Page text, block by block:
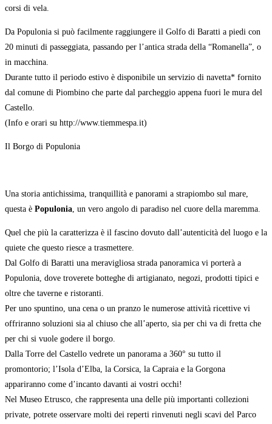
corsi di vela.
Da Populonia si può facilmente raggiungere il Golfo di Baratti a piedi con
20 minuti di passeggiata, passando per l’antica strada della “Romanella”, o
in macchina.
Durante tutto il periodo estivo è disponibile un servizio di navetta* fornito
dal comune di Piombino che parte dal parcheggio appena fuori le mura del
Castello.
(Info e orari su http://www.tiemmespa.it)
Il Borgo di Populonia
Una storia antichissima, tranquillità e panorami a strapiombo sul mare,
questa è Populonia , un vero angolo di paradiso nel cuore della maremma.
Quel che più la caratterizza è il fascino dovuto dall’autenticità del luogo e la
quiete che questo riesce a trasmettere.
Dal Golfo di Baratti una meravigliosa strada panoramica vi porterà a
Populonia, dove troverete botteghe di artigianato, negozi, prodotti tipici e
oltre che taverne e ristoranti.
Per uno spuntino, una cena o un pranzo le numerose attività ricettive vi
offriranno soluzioni sia al chiuso che all’aperto, sia per chi va di fretta che
per chi si vuole godere il borgo.
Dalla Torre del Castello vedrete un panorama a 360° su tutto il
promontorio; l’Isola d’Elba, la Corsica, la Capraia e la Gorgona
appariranno come d’incanto davanti ai vostri occhi!
Nel Museo Etrusco, che rappresenta una delle più importanti collezioni
private, potrete osservare molti dei reperti rinvenuti negli scavi del Parco